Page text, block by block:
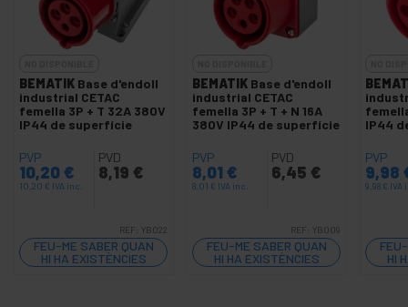
BEMATIK Base d'endoll
industrial CETAC
femella 3P + T 32A 380V
IP44 de superfície
PVP
10,20 €
10,20 € IVA inc.
PVD
8,19 €
REF: YB022
FEU-ME SABER QUAN
HI HA EXISTÈNCIES
BEMATIK Base d'endoll
industrial CETAC
femella 3P + T + N 16A
380V IP44 de superfície
PVP
8,01 €
8,01 € IVA inc.
PVD
6,45 €
REF: YB009
FEU-ME SABER QUAN
HI HA EXISTÈNCIES
IP44
PVP
9,98
9,98 € IVA
HI